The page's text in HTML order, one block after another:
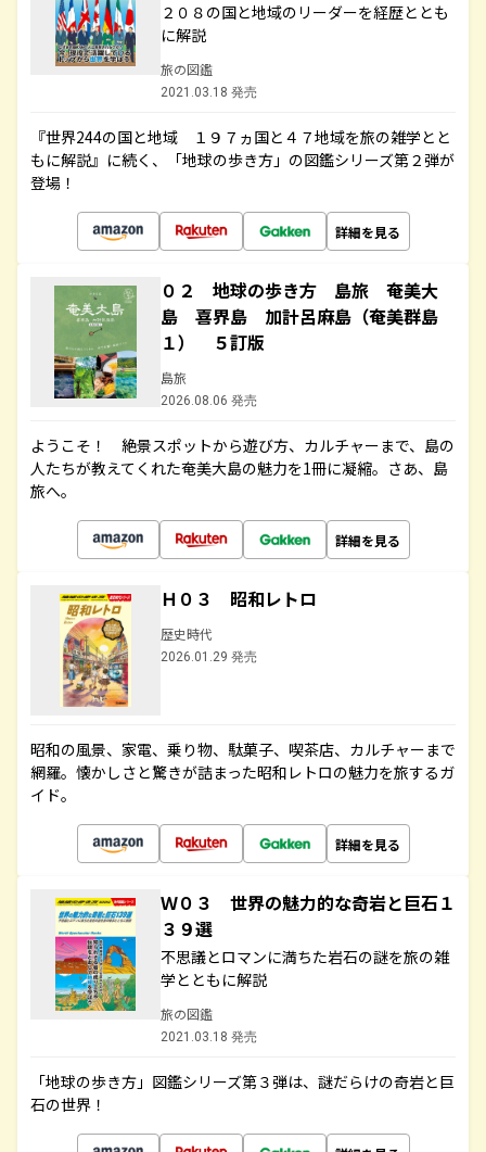
２０８の国と地域のリーダーを経歴ととも
に解説
旅の図鑑
2021.03.18 発売
『世界244の国と地域 １９７ヵ国と４７地域を旅の雑学とと
もに解説』に続く、「地球の歩き方」の図鑑シリーズ第２弾が
登場！
詳細を見る
０２ 地球の歩き方 島旅 奄美大
島 喜界島 加計呂麻島（奄美群島
１） ５訂版
島旅
2026.08.06 発売
ようこそ！ 絶景スポットから遊び方、カルチャーまで、島の
人たちが教えてくれた奄美大島の魅力を1冊に凝縮。さあ、島
旅へ。
詳細を見る
Ｈ０３ 昭和レトロ
歴史時代
2026.01.29 発売
昭和の風景、家電、乗り物、駄菓子、喫茶店、カルチャーまで
網羅。懐かしさと驚きが詰まった昭和レトロの魅力を旅するガ
イド。
詳細を見る
Ｗ０３ 世界の魅力的な奇岩と巨石１
３９選
不思議とロマンに満ちた岩石の謎を旅の雑
学とともに解説
旅の図鑑
2021.03.18 発売
「地球の歩き方」図鑑シリーズ第３弾は、謎だらけの奇岩と巨
石の世界！